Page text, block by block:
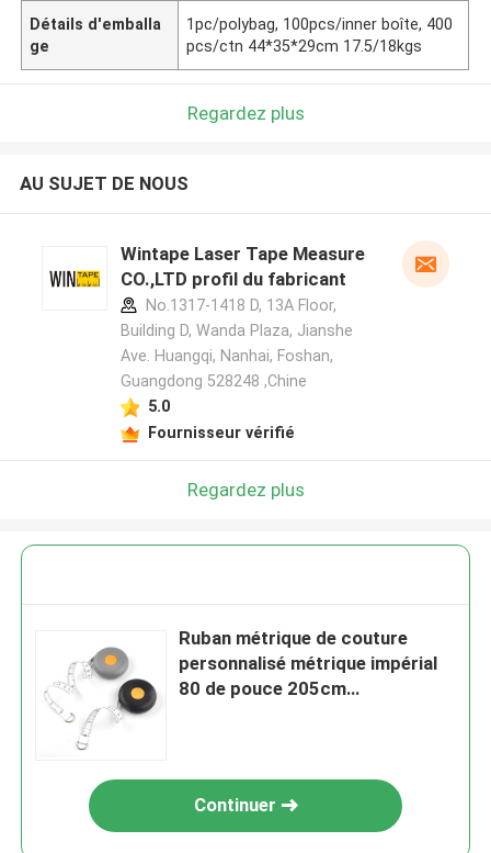
Détails d'emballa
ge
1pc/polybag, 100pcs/inner boîte, 400
pcs/ctn 44*35*29cm 17.5/18kgs
Regardez plus
AU SUJET DE NOUS
Wintape Laser Tape Measure
CO.,LTD profil du fabricant
No.1317-1418 D, 13A Floor,
Building D, Wanda Plaza, Jianshe
Ave. Huangqi, Nanhai, Foshan,
Guangdong 528248 ,Chine
5.0
Fournisseur vérifié
Regardez plus
Ruban métrique de couture
personnalisé métrique impérial
80 de pouce 205cm
Continuer